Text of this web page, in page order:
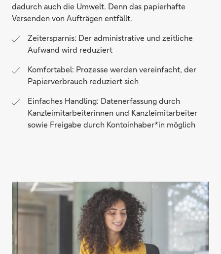
Insolvenzverwalter & Zwangsverwalter
Rechtsanwälte, Steuerberater &
Wirtschaftsprüfer
dadurch auch die Umwelt. Denn das papierhafte
Versenden von Aufträgen entfällt.
Zeitersparnis: Der administrative und zeitliche
Aufwand wird reduziert
Komfortabel: Prozesse werden vereinfacht, der
Papierverbrauch reduziert sich
Einfaches Handling: Datenerfassung durch
Kanzleimitarbeiterinnen und Kanzleimitarbeiter
sowie Freigabe durch Kontoinhaber*in möglich